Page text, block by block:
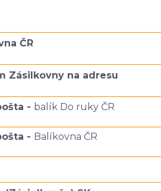
ČR
Zásilkovny na adresu
- balík Do ruky ČR
- Balíkovna ČR